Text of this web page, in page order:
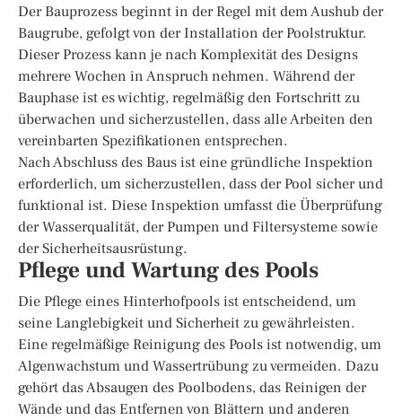
Der Bauprozess beginnt in der Regel mit dem Aushub der
Baugrube, gefolgt von der Installation der Poolstruktur.
Dieser Prozess kann je nach Komplexität des Designs
mehrere Wochen in Anspruch nehmen. Während der
Bauphase ist es wichtig, regelmäßig den Fortschritt zu
überwachen und sicherzustellen, dass alle Arbeiten den
vereinbarten Spezifikationen entsprechen.
Nach Abschluss des Baus ist eine gründliche Inspektion
erforderlich, um sicherzustellen, dass der Pool sicher und
funktional ist. Diese Inspektion umfasst die Überprüfung
der Wasserqualität, der Pumpen und Filtersysteme sowie
der Sicherheitsausrüstung.
Pflege und Wartung des Pools
Die Pflege eines Hinterhofpools ist entscheidend, um
seine Langlebigkeit und Sicherheit zu gewährleisten.
Eine regelmäßige Reinigung des Pools ist notwendig, um
Algenwachstum und Wassertrübung zu vermeiden. Dazu
gehört das Absaugen des Poolbodens, das Reinigen der
Wände und das Entfernen von Blättern und anderen